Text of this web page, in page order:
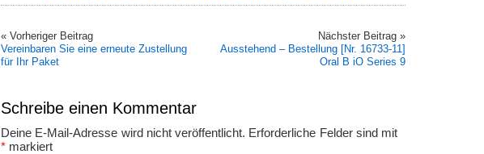
« Vorheriger Beitrag
Vereinbaren Sie eine erneute Zustellung
für Ihr Paket
Nächster Beitrag »
Ausstehend – Bestellung [Nr. 16733-11]
Oral B iO Series 9
Schreibe einen Kommentar
Deine E-Mail-Adresse wird nicht veröffentlicht. Erforderliche Felder sind mit
* markiert